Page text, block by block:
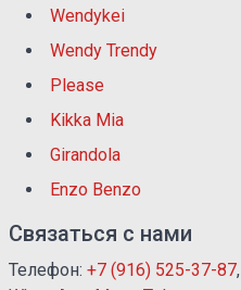
Wendykei
Wendy Trendy
Please
Kikka Mia
Girandola
Enzo Benzo
Связаться с нами
Телефон: +7 (916) 525-37-87,